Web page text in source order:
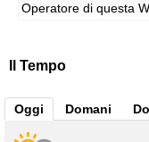
Operatore di questa
Il Tempo
Oggi Domani